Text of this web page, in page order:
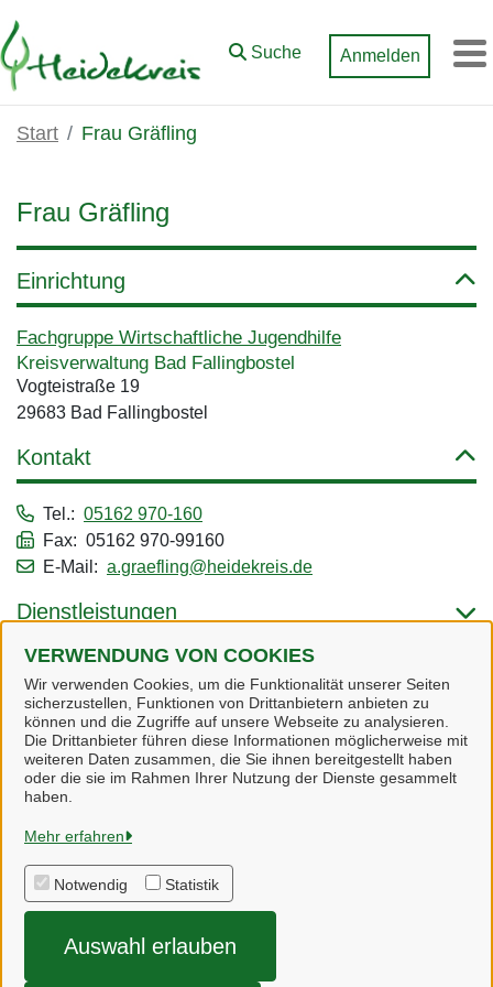
Zum Hauptinhalt springen
VERWENDUNG VON COOKIES
Wir verwenden Cookies, um die Funktionalität unserer Seiten
sicherzustellen, Funktionen von Drittanbietern anbieten zu
können und die Zugriffe auf unsere Webseite zu analysieren.
Die Drittanbieter führen diese Informationen möglicherweise mit
weiteren Daten zusammen, die Sie ihnen bereitgestellt haben
oder die sie im Rahmen Ihrer Nutzung der Dienste gesammelt
haben.
Mehr erfahren
Notwendig Statistik
Auswahl erlauben
Suche Anmelden
Start Frau Gräfling
Frau Gräfling
Einrichtung
Fachgruppe Wirtschaftliche Jugendhilfe
Kreisverwaltung Bad Fallingbostel
Vogteistraße 19
29683 Bad Fallingbostel
Kontakt
Tel.: 05162 970-160
Fax: 05162 970-99160
E-Mail: a.graefling@heidekreis.de
Dienstleistungen
Alle zugeordneten Einrichtungen
Heidekreis
Alle Rechte vorbehalten